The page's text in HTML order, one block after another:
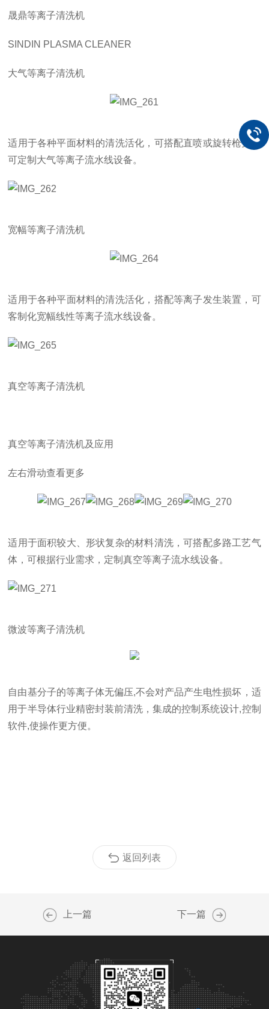
晟鼎等离子清洗机
SINDIN PLASMA CLEANER
大气等离子清洗机
适用于各种平面材料的清洗活化，可搭配直喷或旋转枪头，
可定制大气等离子流水线设备。
宽幅等离子清洗机
适用于各种平面材料的清洗活化，搭配等离子发生装置，可
客制化宽幅线性等离子流水线设备。
真空等离子清洗机
真空等离子清洗机及应用
左右滑动查看更多
适用于面积较大、形状复杂的材料清洗，可搭配多路工艺气
体，可根据行业需求，定制真空等离子流水线设备。
微波等离子清洗机
自由基分子的等离子体无偏压,不会对产品产生电性损坏，适
用于半导体行业精密封装前清洗，集成的控制系统设计,控制
软件,使操作更方便。
返回列表
上一篇 下一篇